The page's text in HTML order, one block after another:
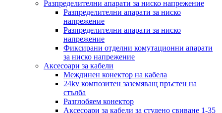
Разпределителни апарати за ниско напрежение
Разпределителни апарати за ниско
напрежение
Разпределителни апарати за ниско
напрежение
Фиксирани отделни комутационни апарати
за ниско напрежение
Аксесоари за кабели
Междинен конектор на кабела
24kv композитен заземяващ пръстен на
стълба
Разглобяем конектор
Аксесоари за кабели за студено свиване 1-35